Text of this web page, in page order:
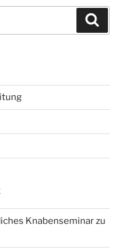
Knabenseminar zu